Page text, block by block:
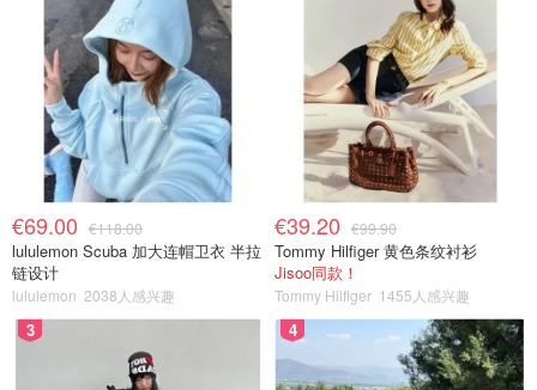
€69.00 €118.00
lululemon Scuba 加大连帽卫衣 半拉
链设计
lululemon 2038人感兴趣
€39.20 €99.90
Tommy Hilfiger 黄色条纹衬衫
Jisoo同款！
Tommy Hilfiger 1455人感兴趣
3 4